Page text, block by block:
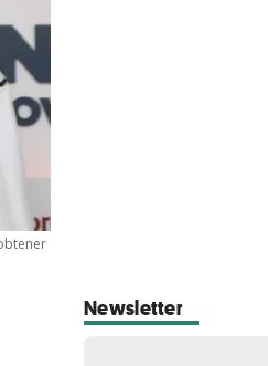
Newsletter